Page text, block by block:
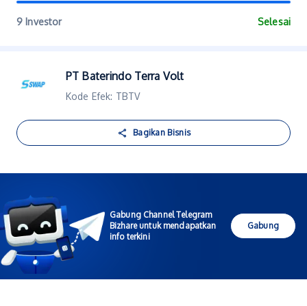
9 Investor Selesai
PT Baterindo Terra Volt
Kode Efek: TBTV
Bagikan Bisnis
Gabung Channel Telegram
Bizhare untuk mendapatkan
info terkini
Gabung